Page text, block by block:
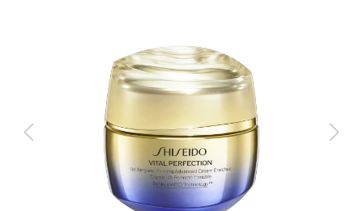
Bildergalerie überspringen